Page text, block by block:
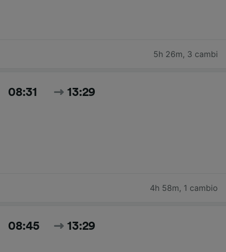
5h 26m, 3 cambi
08:31 13:29
4h 58m, 1 cambio
08:45 13:29